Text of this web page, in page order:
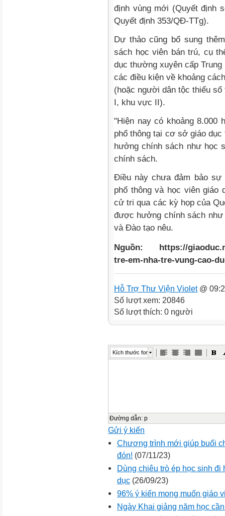
định vùng mới (Quyết định
Quyết định 353/QĐ-TTg).
Dự thảo cũng bổ sung
sách học viên bán trú, cụ
dục thường xuyên cấp
các điều kiện về khoảng
(hoặc người dân tộc thiểu
I, khu vực II).
"Hiện nay có khoảng 8.000
phổ thông tại cơ sở giáo
hưởng chính sách như học
chính sách.
Điều này chưa đảm bảo sự
phổ thông và học viên giáo
cử tri qua các kỳ họp của
được hưởng chính sách như
và Đào tạo nêu.
Nguồn: https://
tre-em-nha-tre-vung-cao-
Hỗ Trợ Thư Viện Violet@
Số lượt xem: 20846
Số lượt thích: 0 người
Kích thước font
Đường dẫn: p
Gửi ý kiến
Chương trình mới giúp buổi
đón! (07/11/23)
Dùng chiêu trò ép học sinh đi
dục (26/09/23)
96% ý kiến mong muốn giáo
Ngày Khai giảng năm học